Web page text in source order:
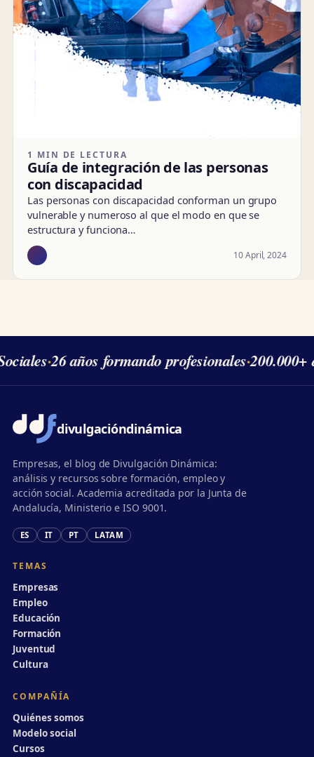
1 MIN DE LECTURA
Guía de integración de las personas
con discapacidad
Las personas con discapacidad conforman un grupo
vulnerable y numeroso al que el modo en que se
estructura y funciona…
10 April, 2024
·26 años formando profesionales·200.000+
divulgacióndinámica
Empresas, el blog de Divulgación Dinámica:
análisis y recursos sobre formación, empleo y
acción social. Academia acreditada por la Junta de
Andalucía, Ministerio e ISO 9001.
ES IT PT LATAM
TEMAS
Empresas
Empleo
Educación
Formación
Juventud
Cultura
COMPAÑÍA
Quiénes somos
Modelo social
Cursos